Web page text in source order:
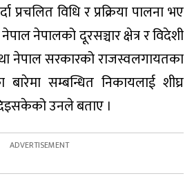
प्रचलित विधि र प्रक्रिया पालना भए
नेपालको दूरसञ्चार क्षेत्र र विदेशी
नेपाल सरकारको राजस्वलगायतका
बारेमा सम्बन्धित निकायलाई शीघ्र
उनले बताए ।